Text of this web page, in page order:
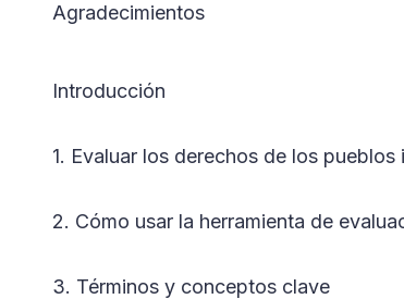
Agradecimientos
Introducción
1. Evaluar los derechos de los
2. Cómo usar la herramienta de
3. Términos y conceptos clave